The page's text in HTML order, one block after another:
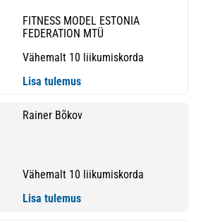
FITNESS MODEL ESTONIA
FEDERATION MTÜ
Vähemalt 10 liikumiskorda
Lisa tulemus
Rainer Bõkov
Vähemalt 10 liikumiskorda
Lisa tulemus